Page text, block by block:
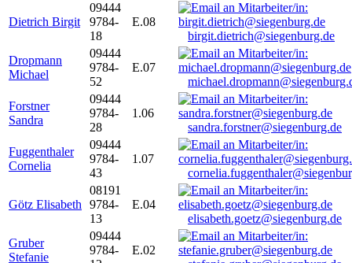
Dietrich Birgit
09444
9784-
18
E.08
birgit.dietrich@siegenburg.de
Dropmann
Michael
09444
9784-
52
E.07
Forstner
Sandra
09444
9784-
28
1.06
sandra.forstner@siegenburg.de
Fuggenthaler
Cornelia
09444
9784-
43
1.07
Götz Elisabeth
08191
9784-
13
E.04
elisabeth.goetz@siegenburg.de
Gruber
Stefanie
09444
9784-
E.02